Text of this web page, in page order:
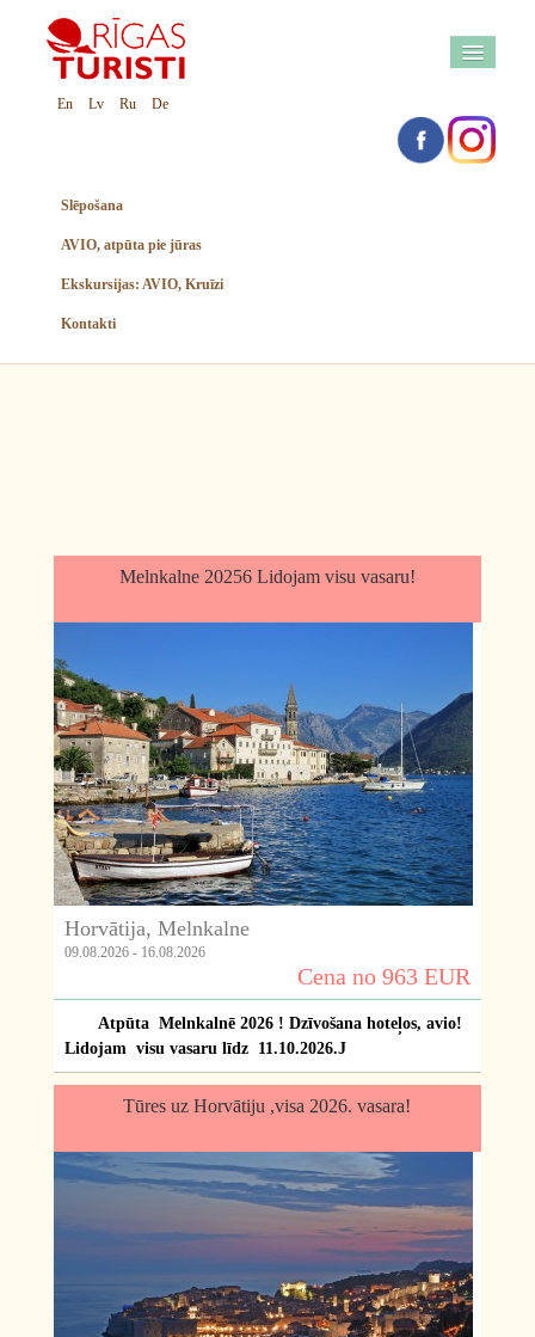
En Lv Ru De
Slēpošana
AVIO, atpūta pie jūras
Ekskursijas: AVIO, Kruīzi
Kontakti
Melnkalne 20256 Lidojam visu vasaru!
Horvātija, Melnkalne
09.08.2026 - 16.08.2026
Cena no 963 EUR
Atpūta Melnkalnē 2026 ! Dzīvošana hoteļos, avio!
Lidojam visu vasaru līdz 11.10.2026.J
Tūres uz Horvātiju ,visa 2026. vasara!